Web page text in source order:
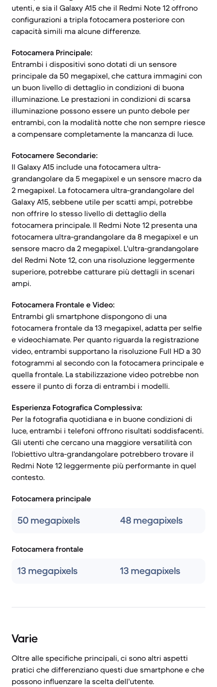
utenti, e sia il Galaxy A15 che il Redmi Note 12 offrono
configurazioni a tripla fotocamera posteriore con
capacità simili ma alcune differenze.
Fotocamera Principale:
Entrambi i dispositivi sono dotati di un sensore
principale da 50 megapixel, che cattura immagini con
un buon livello di dettaglio in condizioni di buona
illuminazione. Le prestazioni in condizioni di scarsa
illuminazione possono essere un punto debole per
entrambi, con la modalità notte che non sempre riesce
a compensare completamente la mancanza di luce.
Fotocamere Secondarie:
Il Galaxy A15 include una fotocamera ultra-
grandangolare da 5 megapixel e un sensore macro da
2 megapixel. La fotocamera ultra-grandangolare del
Galaxy A15, sebbene utile per scatti ampi, potrebbe
non offrire lo stesso livello di dettaglio della
fotocamera principale. Il Redmi Note 12 presenta una
fotocamera ultra-grandangolare da 8 megapixel e un
sensore macro da 2 megapixel. L'ultra-grandangolare
del Redmi Note 12, con una risoluzione leggermente
superiore, potrebbe catturare più dettagli in scenari
ampi.
Fotocamera Frontale e Video:
Entrambi gli smartphone dispongono di una
fotocamera frontale da 13 megapixel, adatta per selfie
e videochiamate. Per quanto riguarda la registrazione
video, entrambi supportano la risoluzione Full HD a 30
fotogrammi al secondo con la fotocamera principale e
quella frontale. La stabilizzazione video potrebbe non
essere il punto di forza di entrambi i modelli.
Esperienza Fotografica Complessiva:
Per la fotografia quotidiana e in buone condizioni di
luce, entrambi i telefoni offrono risultati soddisfacenti.
Gli utenti che cercano una maggiore versatilità con
l'obiettivo ultra-grandangolare potrebbero trovare il
Redmi Note 12 leggermente più performante in quel
contesto.
Fotocamera principale
50 megapixels 48 megapixels
Fotocamera frontale
13 megapixels 13 megapixels
Varie
Oltre alle specifiche principali, ci sono altri aspetti
pratici che differenziano questi due smartphone e che
possono influenzare la scelta dell'utente.